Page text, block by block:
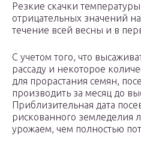
Резкие скачки
отрицательных значений
течение всей весны и в
С учетом того, что
рассаду и некоторое
для прорастания семян,
производить за месяц до
Приблизительная дата
рискованного земледелия
урожаем, чем полностью